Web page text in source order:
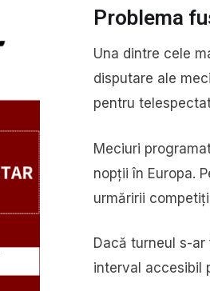
Problema
Una dintre cele
disputare ale
pentru
Meciuri
nopții în Europa.
urmăririi
Dacă turneul s-
interval accesibil